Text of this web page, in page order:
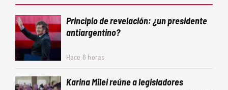
Principio de revelación: ¿un presidente
antiargentino?
Hace 8 horas
Karina Milei reúne a legisladores